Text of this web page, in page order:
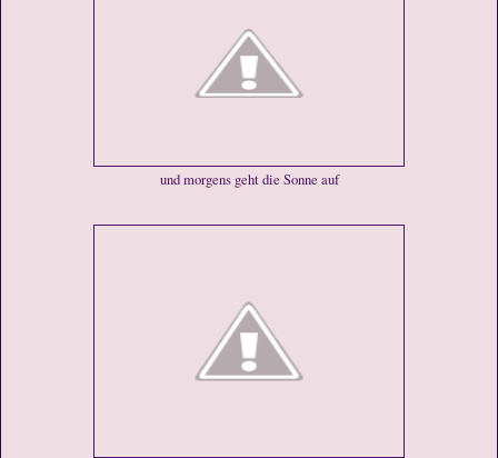
und morgens geht die Sonne auf